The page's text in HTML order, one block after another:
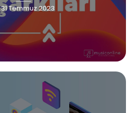
31 Temmuz 2023